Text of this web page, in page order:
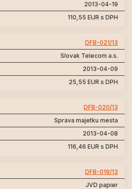
2013-04-19
110,55 EUR s DPH
DFB-021/13
Slovak Telecom a.s.
2013-04-09
25,55 EUR s DPH
DFB-020/13
Sprava majetku mesta
2013-04-08
116,46 EUR s DPH
DFB-019/13
JVD papier